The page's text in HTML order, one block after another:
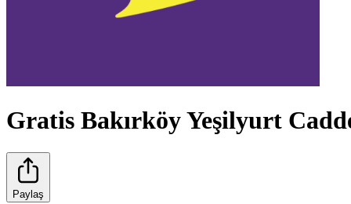
Gratis Bakırköy Yeşilyurt
Paylaş